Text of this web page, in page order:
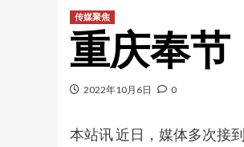
传媒聚焦
重庆奉节
2022年10月6日 0
本站讯 近日，媒体多次接